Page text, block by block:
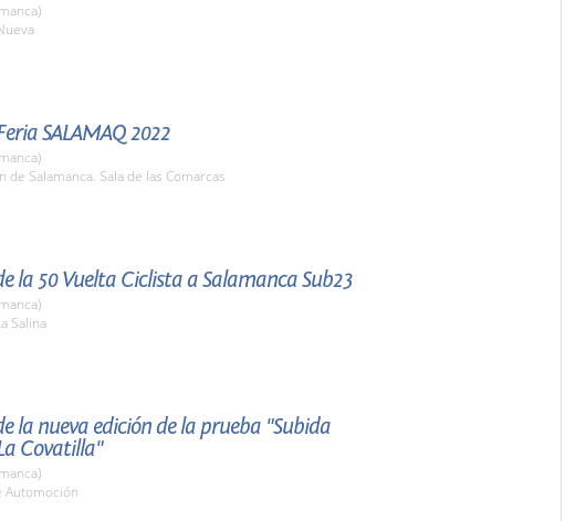
SALAMAQ 2022
de Salamanca. Sala de las Comarcas
la 50 Vuelta Ciclista a Salamanca Sub23
Salina
la nueva edición de la prueba "Subida
Covatilla"
Automoción